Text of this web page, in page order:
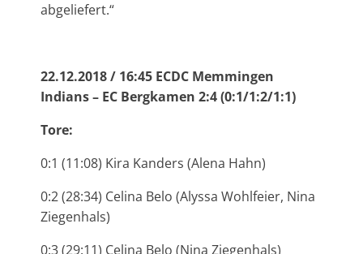
abgeliefert.“
22.12.2018 / 16:45 ECDC Memmingen
Indians – EC Bergkamen 2:4 (0:1/1:2/1:1)
Tore:
0:1 (11:08) Kira Kanders (Alena Hahn)
0:2 (28:34) Celina Belo (Alyssa Wohlfeier, Nina
Ziegenhals)
0:3 (29:11) Celina Belo (Nina Ziegenhals)